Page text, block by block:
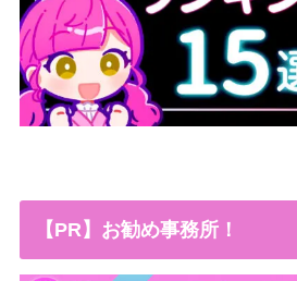
【PR】お勧め事務所！